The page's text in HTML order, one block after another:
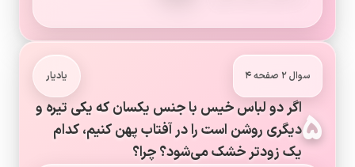
سوال ۲ صفحه ۴ یادیار
۵اگر دو لباس خیس با جنس یکسان که یکی تیره و
دیگری روشن است را در آفتاب پهن کنیم، کدام
یک زودتر خشک می‌شود؟ چرا؟